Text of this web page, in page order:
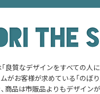
良質なデザインをすべての人に
お客様が求めている「のぼり
商品は市販品よりもデザイン